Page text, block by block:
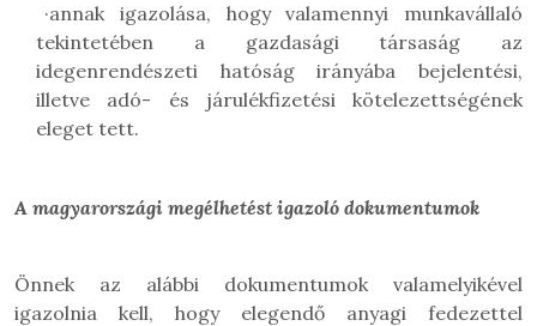
·annak igazolása, hogy valamennyi munkavállaló
tekintetében a gazdasági társaság az
idegenrendészeti hatóság irányába bejelentési,
illetve adó- és járulékfizetési kötelezettségének
eleget tett.
A magyarországi megélhetést igazoló dokumentumok
Önnek az alábbi dokumentumok valamelyikével
igazolnia kell, hogy elegendő anyagi fedezettel